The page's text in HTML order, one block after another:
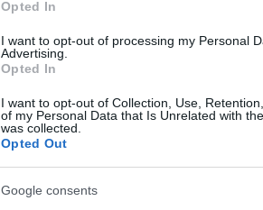
Opted In
I want to opt-out of processing my Personal
Advertising.
Opted In
I want to opt-out of Collection, Use,
of my Personal Data that Is Unrelated with
was collected.
Opted Out
Google consents